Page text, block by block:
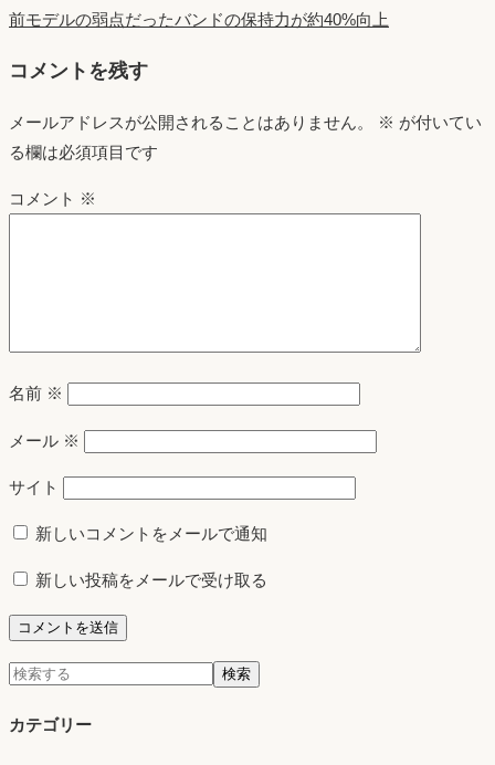
前モデルの弱点だったバンドの保持力が約40%向上
コメントを残す
メールアドレスが公開されることはありません。 ※ が付いてい
る欄は必須項目です
コメント ※
名前 ※
メール ※
サイト
新しいコメントをメールで通知
新しい投稿をメールで受け取る
検
検索
カテゴリー